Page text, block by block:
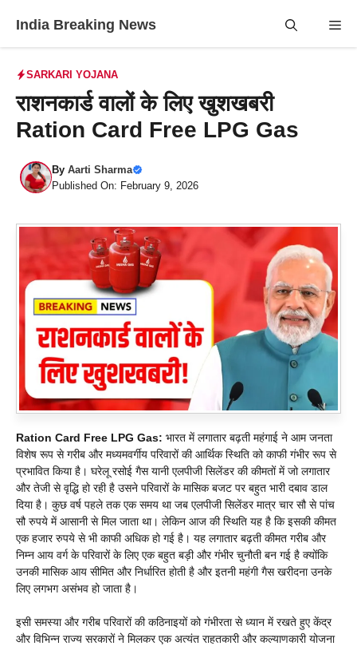
India Breaking News
SARKARI YOJANA
राशनकार्ड वालों के लिए खुशखबरी
Ration Card Free LPG Gas
By Aarti Sharma
Published On: February 9, 2026
Ration Card Free LPG Gas: भारत में लगातार बढ़ती महंगाई ने आम जनता
विशेष रूप से गरीब और मध्यमवर्गीय परिवारों की आर्थिक स्थिति को काफी गंभीर रूप से
प्रभावित किया है। घरेलू रसोई गैस यानी एलपीजी सिलेंडर की कीमतों में जो लगातार
और तेजी से वृद्धि हो रही है उसने परिवारों के मासिक बजट पर बहुत भारी दबाव डाल
दिया है। कुछ वर्ष पहले तक एक समय था जब एलपीजी सिलेंडर मात्र चार सौ से पांच
सौ रुपये में आसानी से मिल जाता था। लेकिन आज की स्थिति यह है कि इसकी कीमत
एक हजार रुपये से भी काफी अधिक हो गई है। यह लगातार बढ़ती कीमत गरीब और
निम्न आय वर्ग के परिवारों के लिए एक बहुत बड़ी और गंभीर चुनौती बन गई है क्योंकि
उनकी मासिक आय सीमित और निर्धारित होती है और इतनी महंगी गैस खरीदना उनके
लिए लगभग असंभव हो जाता है।
इसी समस्या और गरीब परिवारों की कठिनाइयों को गंभीरता से ध्यान में रखते हुए केंद्र
और विभिन्न राज्य सरकारों ने मिलकर एक अत्यंत राहतकारी और कल्याणकारी योजना